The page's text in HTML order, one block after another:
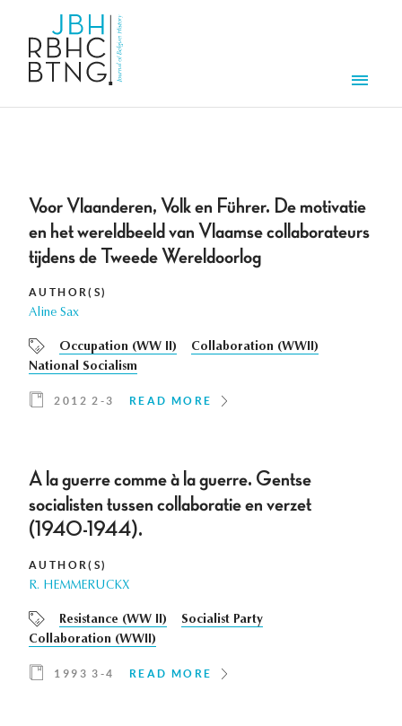
Voor Vlaanderen, Volk en Führer. De motivatie
en het wereldbeeld van Vlaamse collaborateurs
tijdens de Tweede Wereldoorlog
AUTHOR(S)
Aline Sax
Occupation (WW II)
Collaboration (WWII)
National Socialism
2012 2-3 READ MORE
A la guerre comme à la guerre. Gentse
socialisten tussen collaboratie en verzet
(1940-1944).
AUTHOR(S)
R. HEMMERUCKX
Resistance (WW II)
Socialist Party
Collaboration (WWII)
1993 3-4 READ MORE